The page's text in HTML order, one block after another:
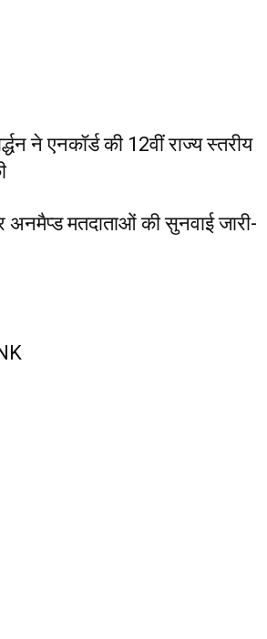
ने एनकॉर्ड की 12वीं राज्य स्तरीय
मतदाताओं की सुनवाई जारी-